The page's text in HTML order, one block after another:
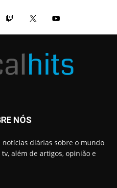
NÓS
diárias sobre o mundo
além de artigos, opinião e